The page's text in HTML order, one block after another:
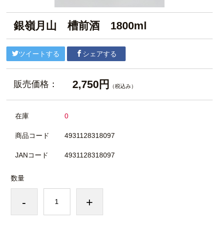
銀嶺月山 槽前酒 1800ml
ツイートする シェアする
販売価格： 2,750円 （税込み）
在庫 0
商品コード 4931128318097
JANコード 4931128318097
数量
- +